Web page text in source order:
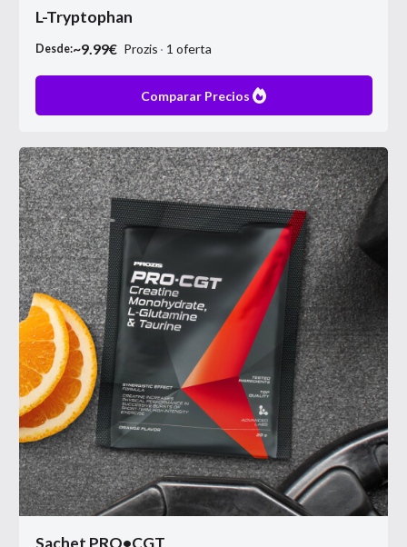
L-Tryptophan
Desde:~9.99€ Prozis 1 oferta
Comparar Precios
Sachet PRO•CGT